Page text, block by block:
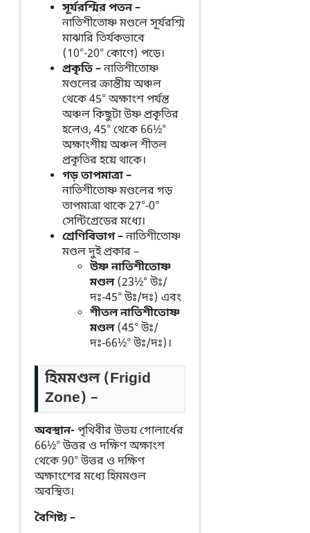
সূর্যরশ্মির পতন –
নাতিশীতোষ্ণ মণ্ডলে সূর্যরশ্মি
মাঝারি তির্যকভাবে
(10°-20° কোণে) পড়ে।
প্রকৃতি –নাতিশীতোষ্ণ
মণ্ডলের ক্রান্তীয় অঞ্চল
থেকে 45° অক্ষাংশ পর্যন্ত
অঞ্চল কিছুটা উষ্ণ প্রকৃতির
হলেও, 45° থেকে 66½°
অক্ষাংশীয় অঞ্চল শীতল
প্রকৃতির হয়ে থাকে।
গড় তাপমাত্রা –
নাতিশীতোষ্ণ মণ্ডলের গড়
তাপমাত্রা থাকে 27°-0°
সেন্টিগ্রেডের মধ্যে।
শ্রেণিবিভাগ –নাতিশীতোষ্ণ
মণ্ডল দুই প্রকার –
উষ্ণ নাতিশীতোষ্ণ
মণ্ডল(23½° উঃ/
দঃ-45° উঃ/দঃ) এবং
শীতল নাতিশীতোষ্ণ
মণ্ডল(45° উঃ/
দঃ-66½° উঃ/দঃ)।
হিমমণ্ডল (Frigid
Zone) –
অবস্থান- পৃথিবীর উভয় গোলার্ধের
66½° উত্তর ও দক্ষিণ অক্ষাংশ
থেকে 90° উত্তর ও দক্ষিণ
অক্ষাংশের মধ্যে হিমমণ্ডল
অবস্থিত।
বৈশিষ্ট্য –